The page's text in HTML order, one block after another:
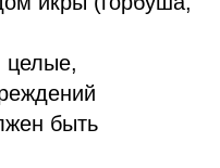
целые,
быть